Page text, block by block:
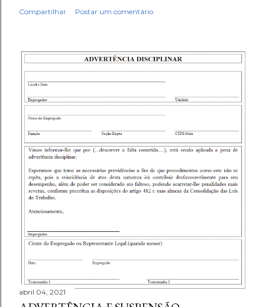
Compartilhar Postar um comentário
abril 04, 2021